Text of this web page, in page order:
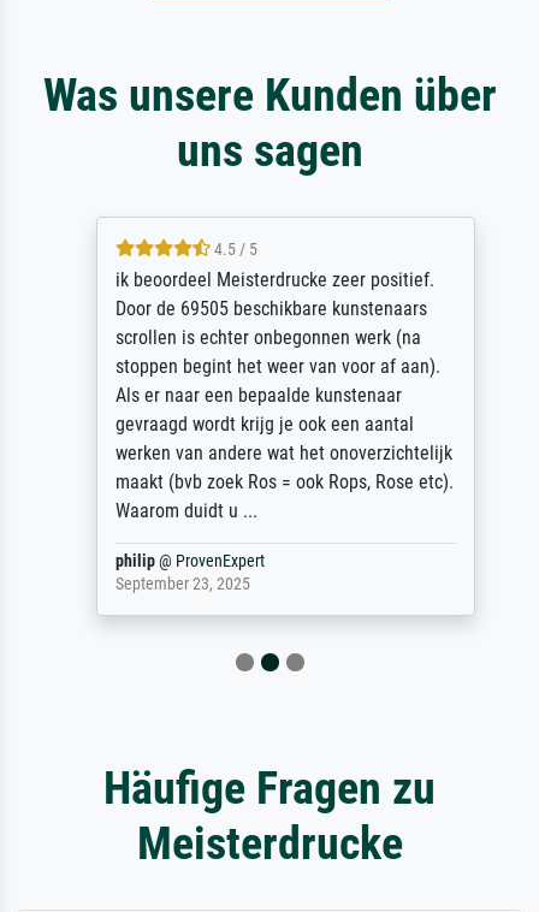
Was unsere Kunden über
uns sagen
4.5 / 5
ik beoordeel Meisterdrucke zeer positief.
Door de 69505 beschikbare kunstenaars
scrollen is echter onbegonnen werk (na
stoppen begint het weer van voor af aan).
Als er naar een bepaalde kunstenaar
gevraagd wordt krijg je ook een aantal
werken van andere wat het onoverzichtelijk
maakt (bvb zoek Ros = ook Rops, Rose etc).
Waarom duidt u ...
philip @ProvenExpert
September 23, 2025
Häufige Fragen zu
Meisterdrucke